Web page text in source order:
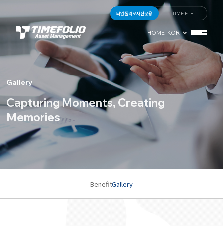
HOME KOR
타임폴리오자산운용 TIME ETF
Gallery
Capturing Moments,Creating
Memories
BenefitGallery